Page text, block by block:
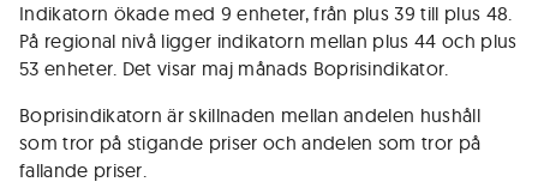
Indikatorn ökade med 9 enheter, från plus 39 till plus 48.
På regional nivå ligger indikatorn mellan plus 44 och plus
53 enheter. Det visar maj månads Boprisindikator.
Boprisindikatorn är skillnaden mellan andelen hushåll
som tror på stigande priser och andelen som tror på
fallande priser.